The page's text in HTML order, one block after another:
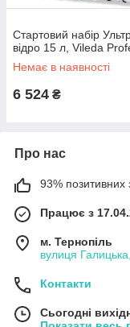
Стартовий набір
відро 15 л, Vileda
Немає в наявності
6 524 ₴
Про нас
93% позитивних
Працює з
м. Тернопіль
вулиця
Контакти
Сьогодні